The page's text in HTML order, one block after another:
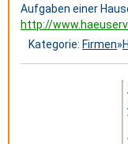
Aufgaben einer
http://
Kategorie: Firmen»